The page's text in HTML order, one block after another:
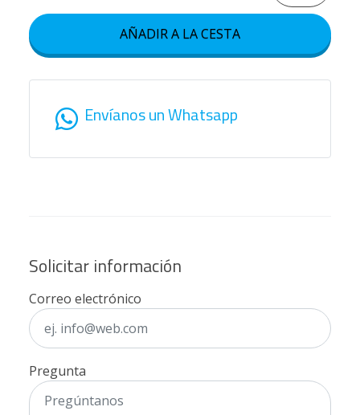
AÑADIR A LA CESTA
Envíanos un Whatsapp
Solicitar información
Correo electrónico
Pregunta